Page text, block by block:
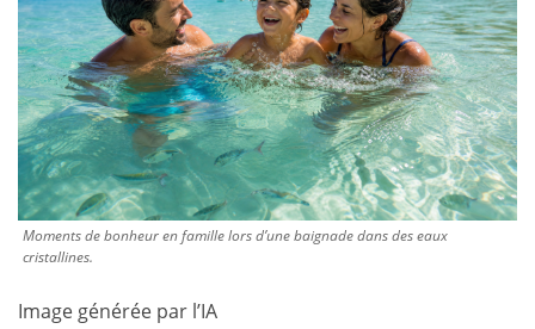
Moments de bonheur en famille lors d’une baignade dans des eaux
cristallines.
Image générée par l’IA